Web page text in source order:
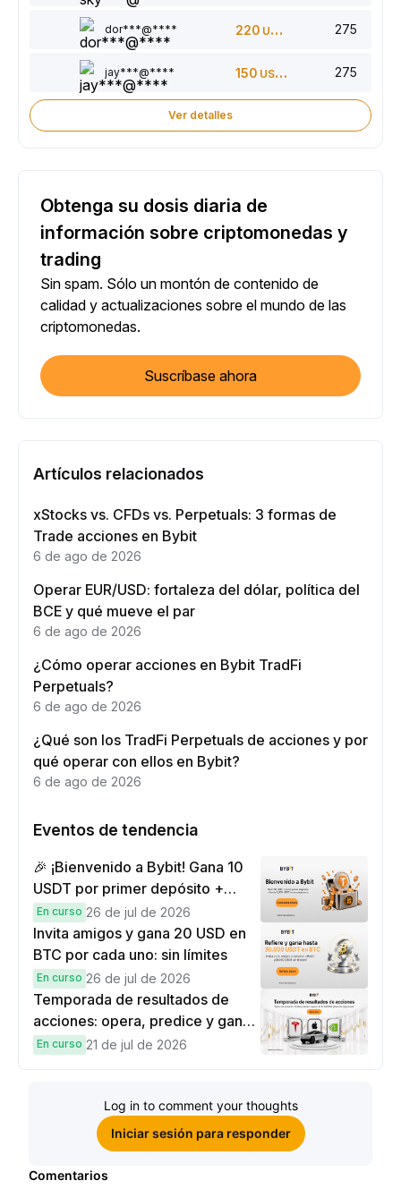
dor***@**** 220 USDT 275
jay***@**** 150 USDT 275
Ver detalles
Obtenga su dosis diaria de
información sobre criptomonedas y
trading
Sin spam. Sólo un montón de contenido de
calidad y actualizaciones sobre el mundo de las
criptomonedas.
Suscríbase ahora
Artículos relacionados
xStocks vs. CFDs vs. Perpetuals: 3 formas de
Trade acciones en Bybit
6 de ago de 2026
Operar EUR/USD: fortaleza del dólar, política del
BCE y qué mueve el par
6 de ago de 2026
¿Cómo operar acciones en Bybit TradFi
Perpetuals?
6 de ago de 2026
¿Qué son los TradFi Perpetuals de acciones y por
qué operar con ellos en Bybit?
6 de ago de 2026
Eventos de tendencia
🎉 ¡Bienvenido a Bybit! Gana 10
USDT por primer depósito +
hasta 9,999 USDT en
recompensas
En curso 26 de jul de 2026
Invita amigos y gana 20 USD en
BTC por cada uno: sin límites
En curso 26 de jul de 2026
Temporada de resultados de
acciones: opera, predice y gana
una Cybertruck.
En curso 21 de jul de 2026
Log in to comment your thoughts
Iniciar sesión para responder
Comentarios